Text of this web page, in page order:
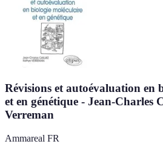
Révisions et autoévaluation en
et en génétique - Jean-Charles
Verreman
Ammareal FR